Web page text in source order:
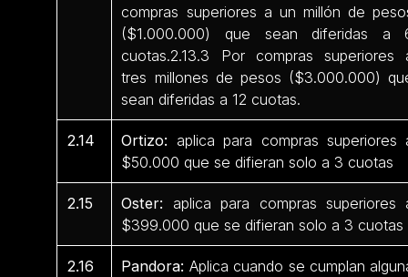
compras superiores a un millón de
($1.000.000) que sean diferidas a
cuotas.2.13.3 Por compras superiores
tres millones de pesos ($3.000.000)
sean diferidas a 12 cuotas.
2.14 Ortizo: aplica para compras superiores
$50.000 que se difieran solo a 3 cuotas
2.15 Oster: aplica para compras superiores
$399.000 que se difieran solo a 3 cuotas
2.16 Pandora: Aplica cuando se cumplan